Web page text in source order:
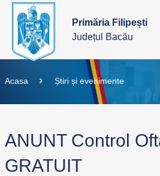
Primăria Filipești
Județul Bacău
Acasa Știri și evenimente
ANUNT Control
GRATUIT